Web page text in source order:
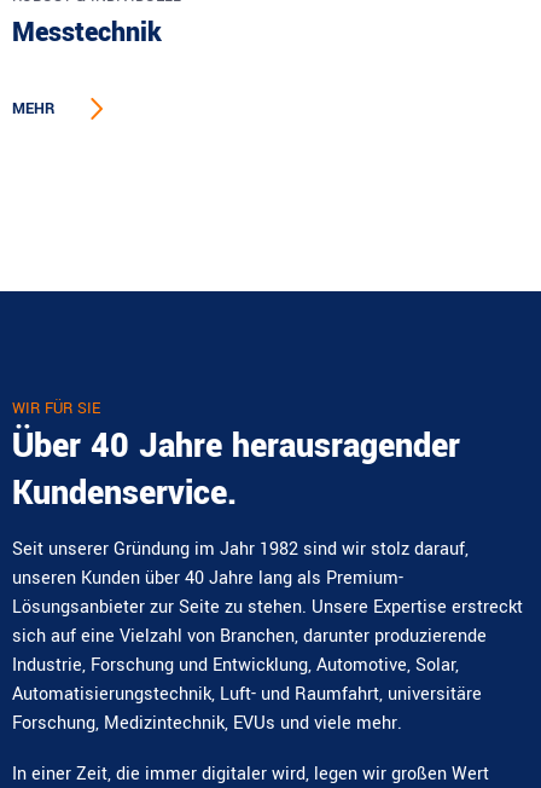
Messtechnik
MEHR
WIR FÜR SIE
Über 40 Jahre herausragender
Kundenservice.
Seit unserer Gründung im Jahr 1982 sind wir stolz darauf,
unseren Kunden über 40 Jahre lang als Premium-
Lösungsanbieter zur Seite zu stehen. Unsere Expertise erstreckt
sich auf eine Vielzahl von Branchen, darunter produzierende
Industrie, Forschung und Entwicklung, Automotive, Solar,
Automatisierungstechnik, Luft- und Raumfahrt, universitäre
Forschung, Medizintechnik, EVUs und viele mehr.
In einer Zeit, die immer digitaler wird, legen wir großen Wert